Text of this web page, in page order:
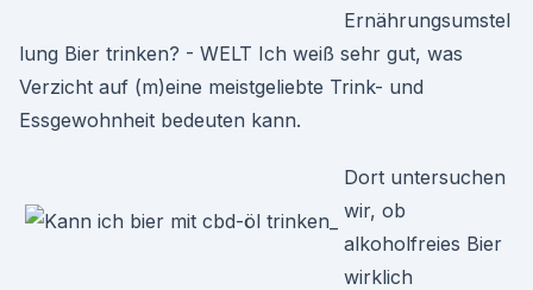
Ernährungsumstel
lung Bier trinken? - WELT Ich weiß sehr gut, was
Verzicht auf (m)eine meistgeliebte Trink- und
Essgewohnheit bedeuten kann.
Dort untersuchen
wir, ob
alkoholfreies Bier
wirklich